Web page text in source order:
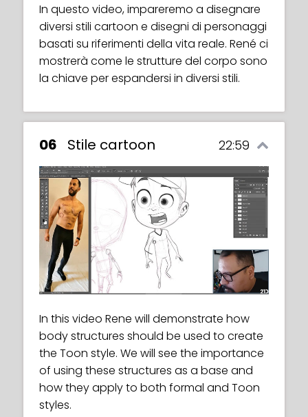
geometry and anatomy to create solid-
looking muscles and body parts.
In this video, Rene will give us an exercise
to practise drawing body structures from
three different perspectives.
In questo video, impareremo a disegnare
diversi stili cartoon e disegni di personaggi
basati su riferimenti della vita reale. René ci
mostrerà come le strutture del corpo sono
la chiave per espandersi in diversi stili.
06 Stile cartoon 22:59
In this video Rene will demonstrate how
body structures should be used to create
the Toon style. We will see the importance
of using these structures as a base and
how they apply to both formal and Toon
styles.